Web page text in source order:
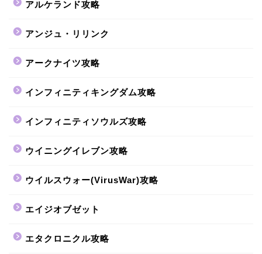
アルケランド攻略
アンジュ・リリンク
アークナイツ攻略
インフィニティキングダム攻略
インフィニティソウルズ攻略
ウイニングイレブン攻略
ウイルスウォー(VirusWar)攻略
エイジオブゼット
エタクロニクル攻略